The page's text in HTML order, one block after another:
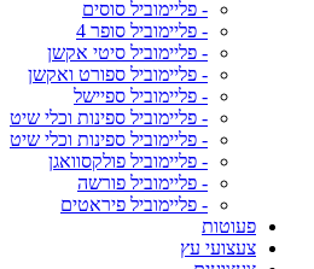
- פליימוביל סוסים
- פליימוביל סופר 4
- פליימוביל סיטי אקשן
- פליימוביל ספורט ואקשן
- פליימוביל ספיישל
- פליימוביל ספינות וכלי שיט
- פליימוביל ספינות וכלי שיט
- פליימוביל פולקסוואגן
- פליימוביל פורשה
- פליימוביל פיראטים
פעוטות
צעצועי עץ